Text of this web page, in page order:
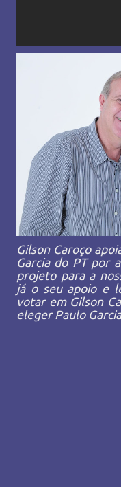
Gilson Caroço
Garcia do PT por
projeto para a
já o seu apoio e
votar em Gilson
eleger Paulo